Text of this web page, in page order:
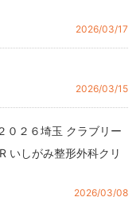
2026/03/17
2026/03/15
０２６埼玉 クラブリー
いしがみ整形外科クリ
2026/03/08